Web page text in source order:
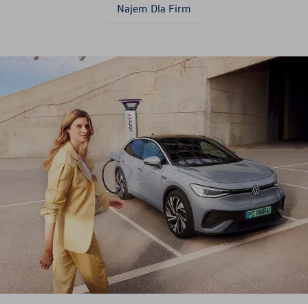
Najem Dla FirmNajem Dla Firm